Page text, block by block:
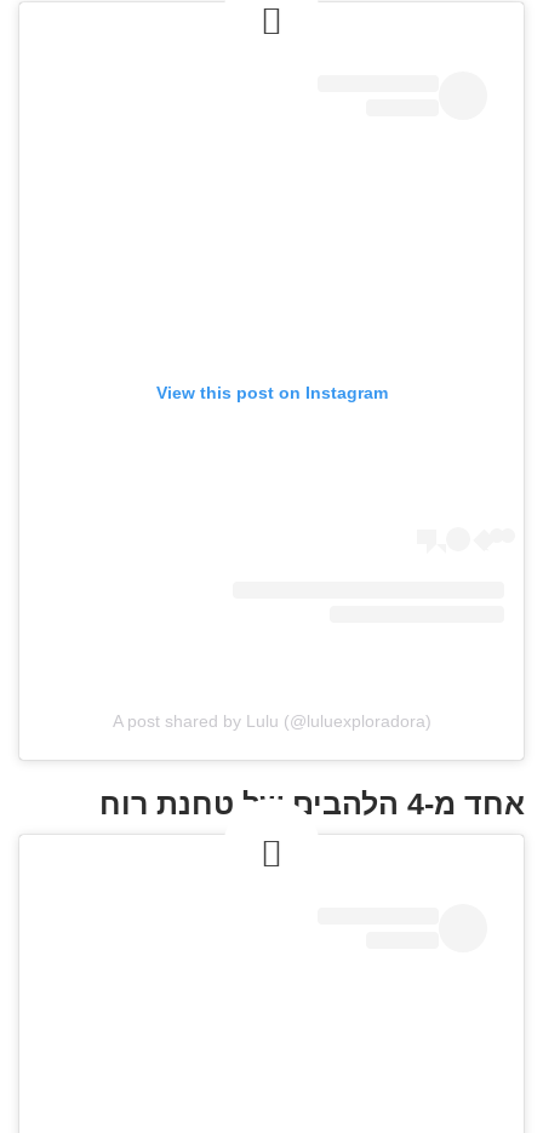
View this post on Instagram
A post shared by Lulu (@luluexploradora)
אחד מ-4 הלהבים של טחנת רוח